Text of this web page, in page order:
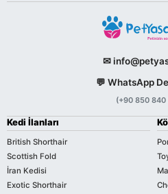
✉
💬 WhatsApp
(+90 850 840
Kedi İlanları
British Shorthair
Scottish Fold
İran Kedisi
Exotic Shorthair